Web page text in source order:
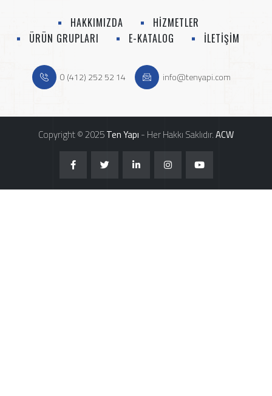
HAKKIMIZDA
HİZMETLER
ÜRÜN GRUPLARI
E-KATALOG İLETİŞİM
0 (412) 252 52 14 info@tenyapi.com
Copyright © 2025Ten Yapı - Her Hakkı Saklıdır.ACW